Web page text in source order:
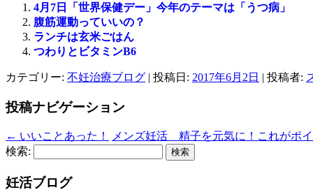
4月7日「世界保健デー」今年のテーマは「うつ病」
腹筋運動っていいの？
ランチは玄米ごはん
つわりとビタミンB6
カテゴリー: 不妊治療ブログ | 投稿日: 2017年6月2日 | 投稿者:
投稿ナビゲーション
← いいことあった！ メンズ妊活 精子を元気に！これがポイ
検索:
妊活ブログ